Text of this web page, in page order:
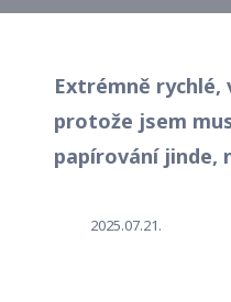
Extrémně rychlé,
protože jsem
papírování jinde,
2025.07.21.